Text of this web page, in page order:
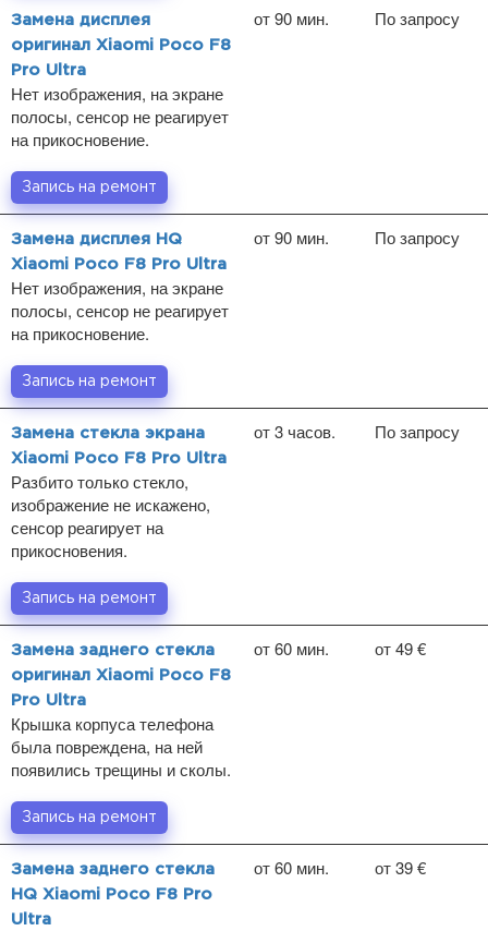
Замена дисплея
оригинал Xiaomi Poco F8
Pro Ultra
Нет изображения, на экране
полосы, сенсор не реагирует
на прикосновение.
от 90 мин. По запросу
Запись на ремонт
Замена дисплея HQ
Xiaomi Poco F8 Pro Ultra
Нет изображения, на экране
полосы, сенсор не реагирует
на прикосновение.
от 90 мин. По запросу
Запись на ремонт
Замена стекла экрана
Xiaomi Poco F8 Pro Ultra
Разбито только стекло,
изображение не искажено,
сенсор реагирует на
прикосновения.
от 3 часов. По запросу
Запись на ремонт
Замена заднего стекла
оригинал Xiaomi Poco F8
Pro Ultra
Крышка корпуса телефона
была повреждена, на ней
появились трещины и сколы.
от 60 мин. от 49 €
Запись на ремонт
Замена заднего стекла
HQ Xiaomi Poco F8 Pro
Ultra
от 60 мин. от 39 €